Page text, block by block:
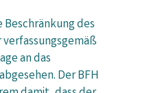
des
an das
Der BFH